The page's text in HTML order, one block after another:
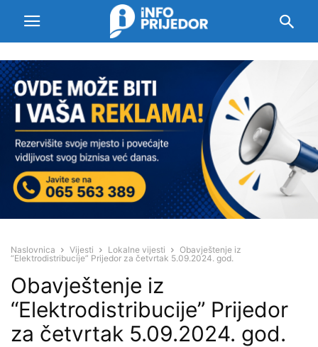
Naslovnica Vijesti Lokalne vijesti
Obavještenje iz
“Elektrodistribucije” Prijedor za četvrtak 5.09.2024. god.
Obavještenje iz
“Elektrodistribucije” Prijedor
za četvrtak 5.09.2024. god.